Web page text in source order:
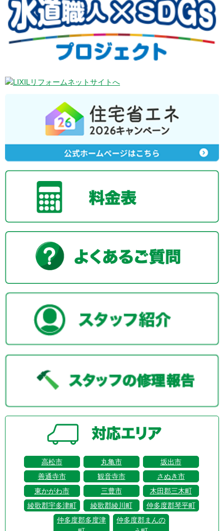
高松市 丸亀市
坂出市
善通寺市
観音寺市
さぬき市
東かがわ市
三豊市
木田郡三木町
綾歌郡宇多津町
綾歌郡綾川町
仲多度郡琴平町
仲多度郡多度津
仲多度郡まんの